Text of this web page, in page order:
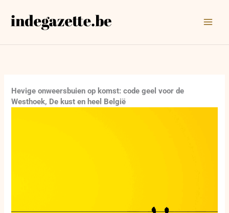
naar
Hevige onweersbuien op komst: code geel voor de
Westhoek, De kust en heel België